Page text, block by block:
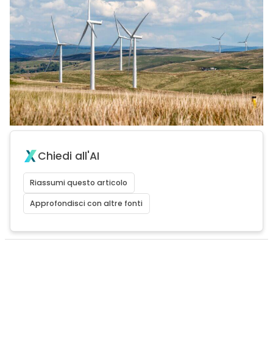
Chiedi all'AI
Riassumi questo articolo
Approfondisci con altre fonti